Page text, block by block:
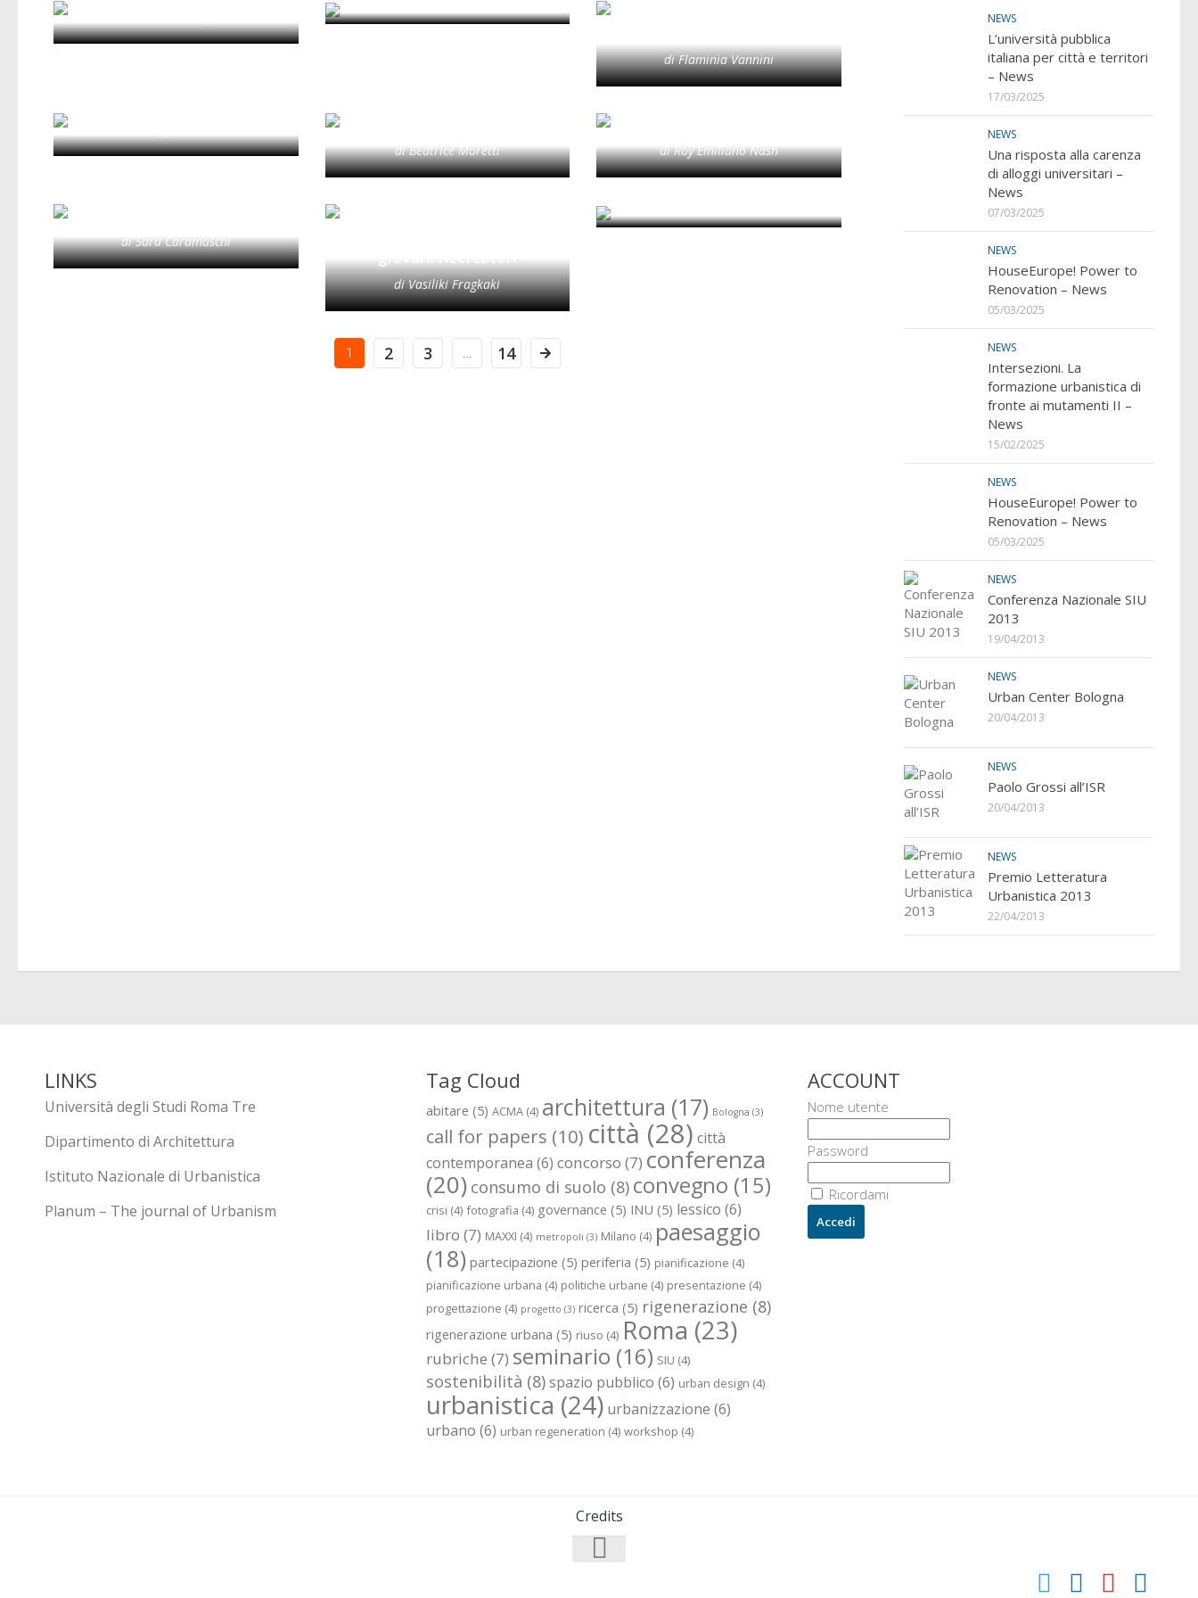
di Flaminia Vannini
di Beatrice Moretti
NEBULAE. CLUSTERS OF
di Roy Emiliano Nash
Cosa accade se non
di Sara Caramaschi
UNA RETE DI CULTURA
di Vasiliki Fragkaki
American Sapienza
1 2 3 14
NEWS
L’università pubblica
italiana per città e territori
– News
17/03/2025
NEWS
Una risposta alla carenza
di alloggi universitari –
News
07/03/2025
NEWS
HouseEurope! Power to
Renovation – News
05/03/2025
NEWS
Intersezioni. La
formazione urbanistica di
fronte ai mutamenti II –
News
15/02/2025
NEWS
HouseEurope! Power to
Renovation – News
05/03/2025
NEWS
Conferenza Nazionale SIU
2013
19/04/2013
NEWS
Urban Center Bologna
20/04/2013
NEWS
Paolo Grossi all’ISR
20/04/2013
NEWS
Premio Letteratura
Urbanistica 2013
22/04/2013
LINKS
Università degli Studi Roma Tre
Dipartimento di Architettura
Istituto Nazionale di Urbanistica
Planum – The journal of Urbanism
Tag Cloud
abitare (5) ACMA(4) architettura (17) Bologna (3)
call for papers (10) città (28) città
contemporanea (6) concorso (7) conferenza
(20) consumo di suolo (8) convegno (15)
crisi (4) fotografia (4) governance (5) INU (5) lessico (6)
libro (7) MAXXI (4) metropoli (3) Milano (4) paesaggio
(18) partecipazione (5) periferia (5) pianificazione (4)
pianificazione urbana (4) politiche urbane (4) presentazione (4)
progettazione (4) progetto (3) ricerca (5) rigenerazione (8)
rigenerazione urbana (5) riuso (4) Roma (23)
rubriche (7) seminario (16) SIU (4)
sostenibilità (8)spazio pubblico (6) urban design (4)
urbanistica (24) urbanizzazione (6)
urbano (6) urban regeneration (4) workshop (4)
ACCOUNT
Nome utente
Password
Ricordami
Credits